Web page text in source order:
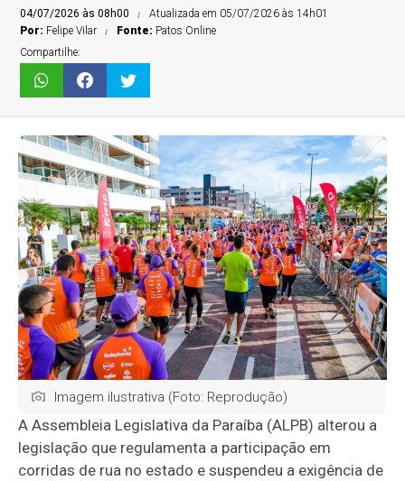
04/07/2026 às 08h00
Atualizada em 05/07/2026 às 14h01
Por: Felipe Vilar Fonte: Patos Online
Compartilhe:
Imagem ilustrativa (Foto: Reprodução)
A Assembleia Legislativa da Paraíba (ALPB) alterou a
legislação que regulamenta a participação em
corridas de rua no estado e suspendeu a exigência de